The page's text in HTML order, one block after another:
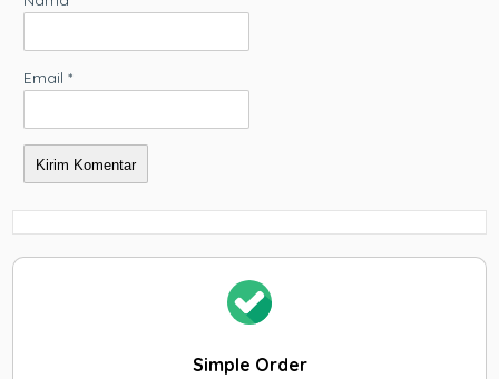
Email*
Simple Order